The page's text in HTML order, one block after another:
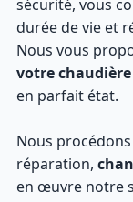
sécurité, vous
durée de vie et
Nous vous
votre chaudière
en parfait état.
Nous
réparation,
en œuvre notre